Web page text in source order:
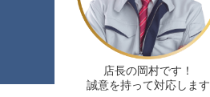
店長の岡村です！
誠意を持って対応します